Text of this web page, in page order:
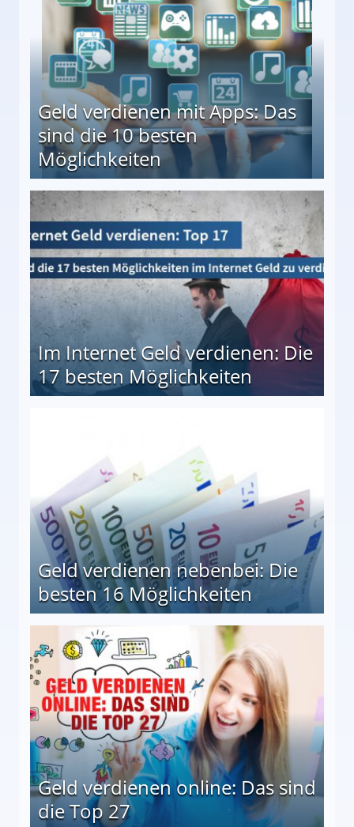
Geld verdienen mit Apps: Das
sind die 10 besten
Möglichkeiten
besten Möglichkeiten
Im Internet Geld verdienen: Die
17 besten Möglichkeiten
Geld verdienen nebenbei: Die
besten 16 Möglichkeiten
Geld verdienen online: Das sind
die Top 27